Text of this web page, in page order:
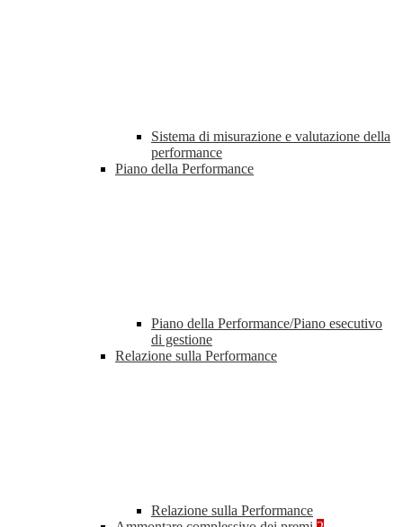
Sistema di misurazione e valutazione della
performance
Piano della Performance
Piano della Performance/Piano esecutivo
di gestione
Relazione sulla Performance
Relazione sulla Performance